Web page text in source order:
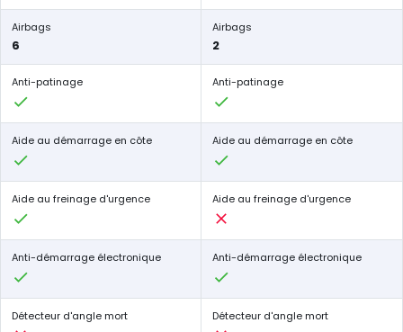
Airbags
6
Airbags
2
Anti-patinage Anti-patinage
Aide au démarrage en côte Aide au démarrage en côte
Aide au freinage d'urgence Aide au freinage d'urgence
Anti-démarrage électronique Anti-démarrage électronique
Détecteur d'angle mort Détecteur d'angle mort